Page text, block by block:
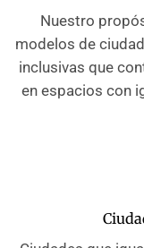
Nuestro
modelos de
inclusivas que
en espacios con